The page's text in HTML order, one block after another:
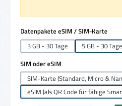
Datenpakete eSIM / SIM-Karte
3 GB - 30 Tage
5 GB - 30 Tage
SIM oder eSIM
SIM-Karte (Standard, Micro &
eSIM (als QR Code für fähige